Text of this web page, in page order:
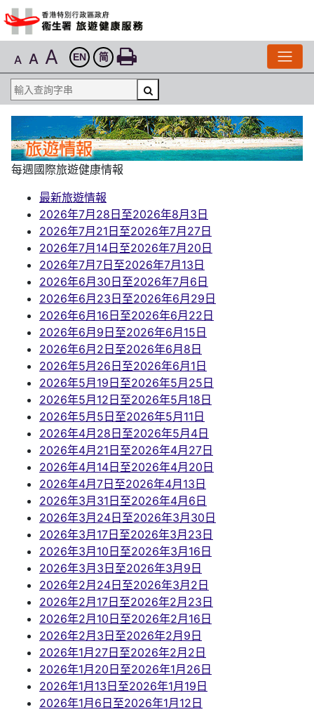
A A A EN 简
每週國際旅遊健康情報
最新旅遊情報
2026年7月28日至2026年8月3日
2026年7月21日至2026年7月27日
2026年7月14日至2026年7月20日
2026年7月7日至2026年7月13日
2026年6月30日至2026年7月6日
2026年6月23日至2026年6月29日
2026年6月16日至2026年6月22日
2026年6月9日至2026年6月15日
2026年6月2日至2026年6月8日
2026年5月26日至2026年6月1日
2026年5月19日至2026年5月25日
2026年5月12日至2026年5月18日
2026年5月5日至2026年5月11日
2026年4月28日至2026年5月4日
2026年4月21日至2026年4月27日
2026年4月14日至2026年4月20日
2026年4月7日至2026年4月13日
2026年3月31日至2026年4月6日
2026年3月24日至2026年3月30日
2026年3月17日至2026年3月23日
2026年3月10日至2026年3月16日
2026年3月3日至2026年3月9日
2026年2月24日至2026年3月2日
2026年2月17日至2026年2月23日
2026年2月10日至2026年2月16日
2026年2月3日至2026年2月9日
2026年1月27日至2026年2月2日
2026年1月20日至2026年1月26日
2026年1月13日至2026年1月19日
2026年1月6日至2026年1月12日